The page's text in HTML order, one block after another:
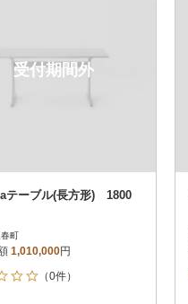
ジットカード決済
ペイ
受付期間外
ーブル(長方形) 1800
町
1,010,000円
（0件）